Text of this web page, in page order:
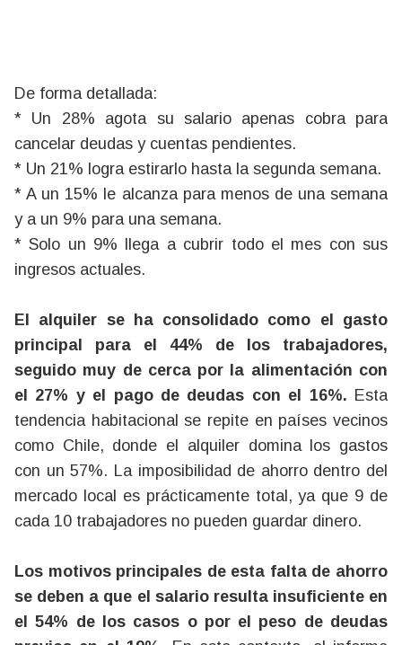
De forma detallada:
* Un 28% agota su salario apenas cobra para
cancelar deudas y cuentas pendientes.
* Un 21% logra estirarlo hasta la segunda semana.
* A un 15% le alcanza para menos de una semana
y a un 9% para una semana.
* Solo un 9% llega a cubrir todo el mes con sus
ingresos actuales.
El alquiler se ha consolidado como el gasto
principal para el 44% de los trabajadores,
seguido muy de cerca por la alimentación con
el 27% y el pago de deudas con el 16%. Esta
tendencia habitacional se repite en países vecinos
como Chile, donde el alquiler domina los gastos
con un 57%. La imposibilidad de ahorro dentro del
mercado local es prácticamente total, ya que 9 de
cada 10 trabajadores no pueden guardar dinero.
Los motivos principales de esta falta de ahorro
se deben a que el salario resulta insuficiente en
el 54% de los casos o por el peso de deudas